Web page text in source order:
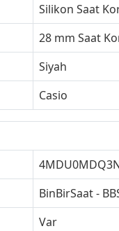
Silikon Saat
28 mm Saat
Siyah
Casio
BinBirSaat -
Var